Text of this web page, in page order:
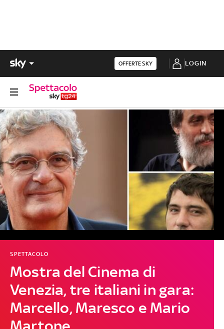
OFFERTE SKY LOGIN
Mostra del Cinema di
Venezia, tre italiani in gara:
Marcello, Maresco e Mario
SPETTACOLO